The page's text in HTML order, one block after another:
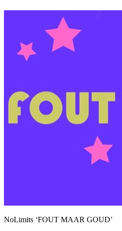
NoLimits ‘FOUT MAAR GOUD’